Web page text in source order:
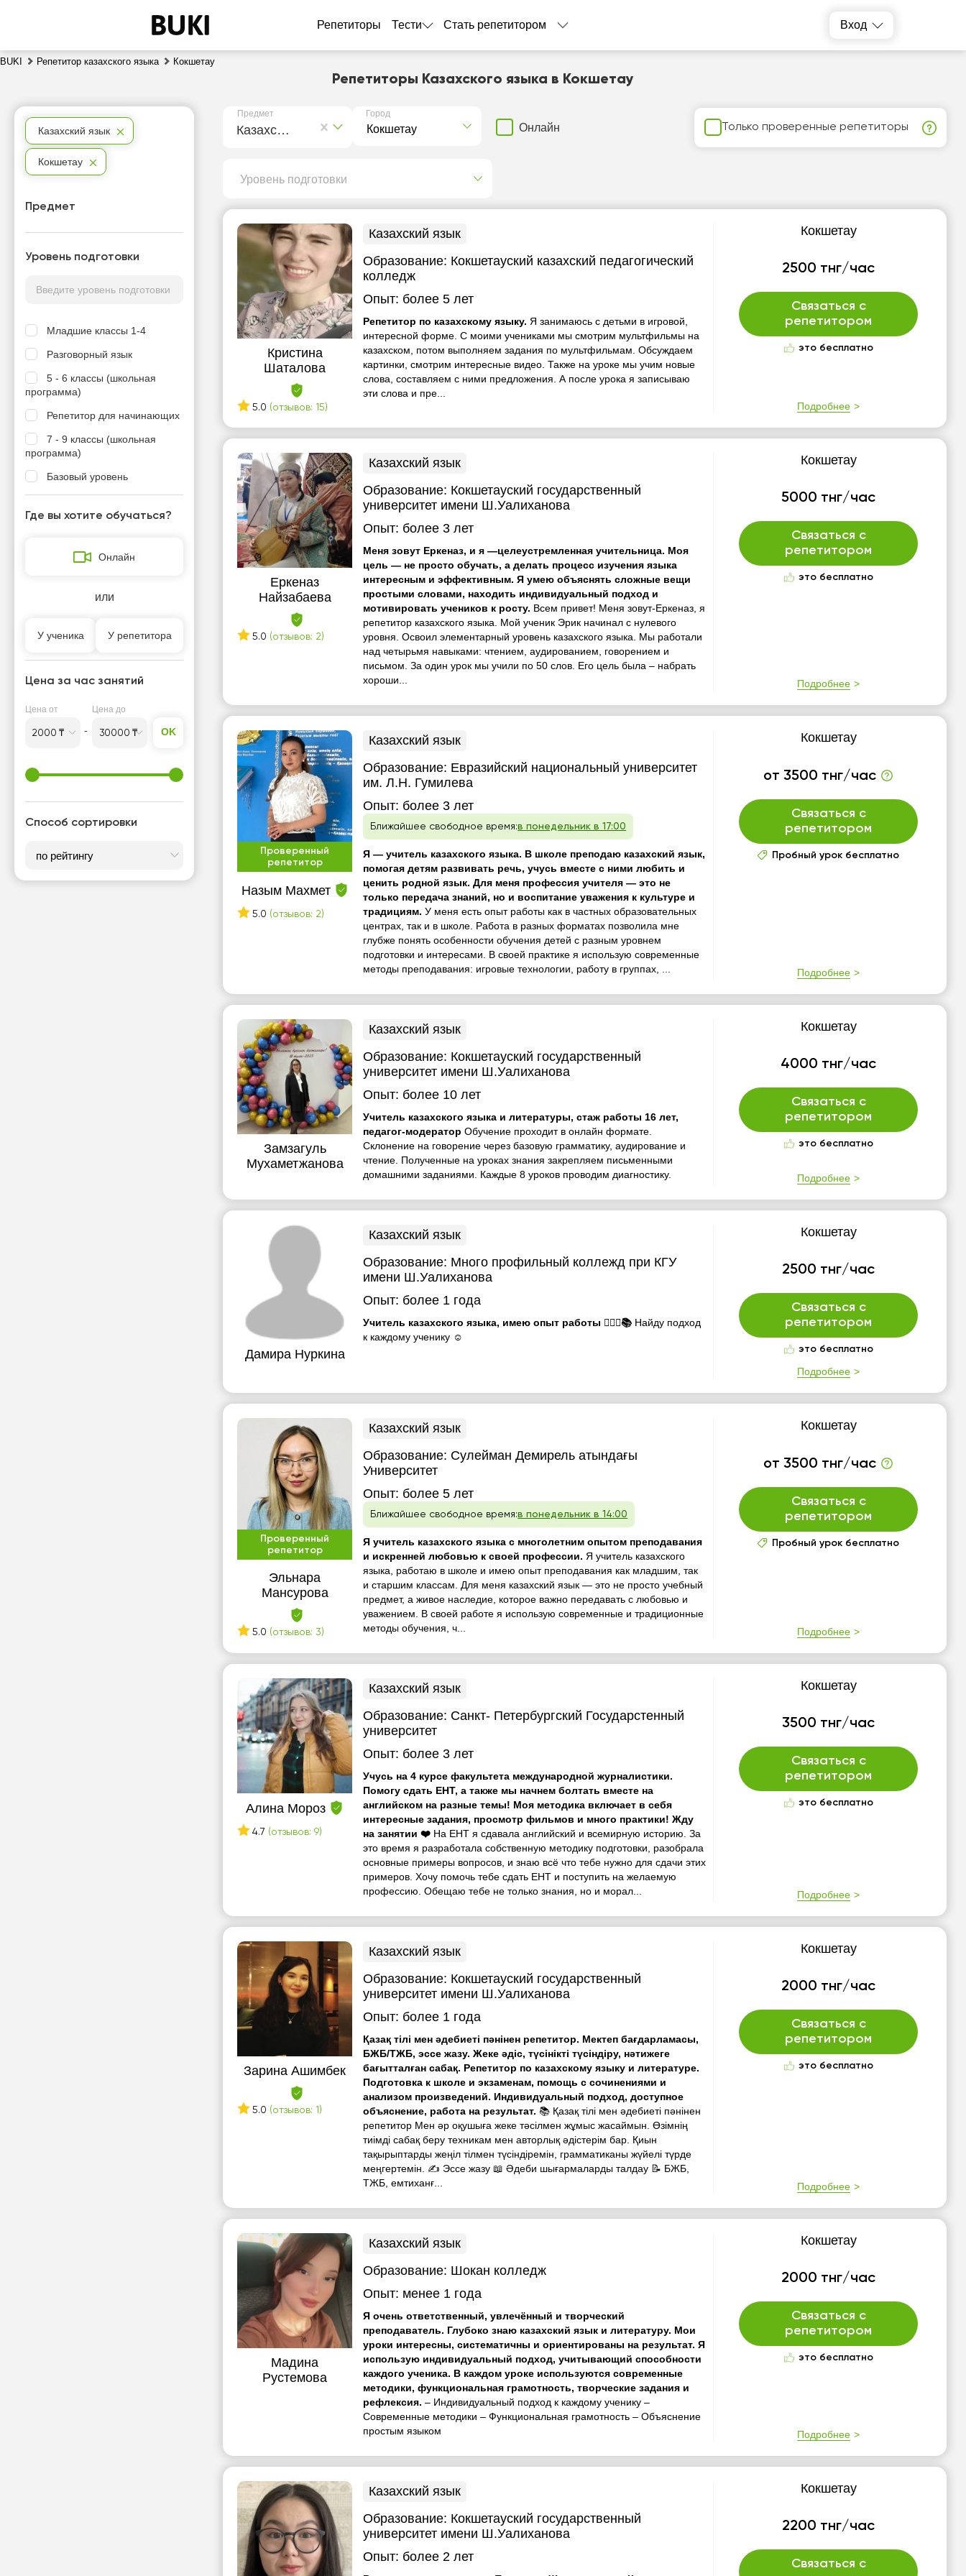
Репетиторы Тести Стать репетитором Вход
BUKI Репетитор казахского языка Кокшетау
Репетиторы Казахского языка в Кокшетау
Предмет
Казахский язык
Город
Онлайн Только проверенные репетиторы
Уровень подготовки
Кристина
Шаталова
5.0 (отзывов: 15)
Казахский язык
Образование: Кокшетауский казахский педагогический
колледж
Опыт: более 5 лет
Репетитор по казахскому языку. Я занимаюсь с детьми в игровой,
интересной форме. С моими учениками мы смотрим мультфильмы на
казахском, потом выполняем задания по мультфильмам. Обсуждаем
картинки, смотрим интересные видео. Также на уроке мы учим новые
слова, составляем с ними предложения. А после урока я записываю
эти слова и пре...
Кокшетау
2500 тнг/час
Связаться с
репетитором
это бесплатно
Подробнее
Еркеназ
Найзабаева
5.0 (отзывов: 2)
Казахский язык
Образование: Кокшетауский государственный
университет имени Ш.Уалиханова
Опыт: более 3 лет
Меня зовут Еркеназ, и я —целеустремленная учительница. Моя
цель — не просто обучать, а делать процесс изучения языка
интересным и эффективным. Я умею объяснять сложные вещи
простыми словами, находить индивидуальный подход и
мотивировать учеников к росту. Всем привет! Меня зовут-Еркеназ, я
репетитор казахского языка. Мой ученик Эрик начинал с нулевого
уровня. Освоил элементарный уровень казахского языка. Мы работали
над четырьмя навыками: чтением, аудированием, говорением и
письмом. За один урок мы учили по 50 слов. Его цель была – набрать
хороши...
Кокшетау
5000 тнг/час
Связаться с
репетитором
это бесплатно
Подробнее
Проверенный
репетитор
Назым Махмет
5.0 (отзывов: 2)
Казахский язык
Образование: Евразийский национальный университет
им. Л.Н. Гумилева
Опыт: более 3 лет
Ближайшее свободное время:в понедельник в 17:00
Я — учитель казахского языка. В школе преподаю казахский язык,
помогая детям развивать речь, учусь вместе с ними любить и
ценить родной язык. Для меня профессия учителя — это не
только передача знаний, но и воспитание уважения к культуре и
традициям.У меня есть опыт работы как в частных образовательных
центрах, так и в школе. Работа в разных форматах позволила мне
глубже понять особенности обучения детей с разным уровнем
подготовки и интересами. В своей практике я использую современные
методы преподавания: игровые технологии, работу в группах, ...
Кокшетау
от 3500 тнг/час
Связаться с
репетитором
Пробный урок бесплатно
Подробнее
Замзагуль
Мухаметжанова
Казахский язык
Образование: Кокшетауский государственный
университет имени Ш.Уалиханова
Опыт: более 10 лет
Учитель казахского языка и литературы, стаж работы 16 лет,
педагог-модераторОбучение проходит в онлайн формате.
Склонение на говорение через базовую грамматику, аудирование и
чтение. Полученные на уроках знания закрепляем письменными
домашними заданиями. Каждые 8 уроков проводим диагностику.
Кокшетау
4000 тнг/час
Связаться с
репетитором
это бесплатно
Подробнее
Дамира Нуркина
Казахский язык
Образование: Много профильный коллежд при КГУ
имени Ш.Уалиханова
Опыт: более 1 года
Учитель казахского языка, имею опыт работы 🙆🏻‍♀️📚 Найду подход
к каждому ученику ☺️
Кокшетау
2500 тнг/час
Связаться с
репетитором
это бесплатно
Подробнее
Проверенный
репетитор
Эльнара
Мансурова
5.0 (отзывов: 3)
Казахский язык
Образование: Сулейман Демирель атындағы
Университет
Опыт: более 5 лет
Ближайшее свободное время:в понедельник в 14:00
Я учитель казахского языка с многолетним опытом преподавания
и искренней любовью к своей профессии. Я учитель казахского
языка, работаю в школе и имею опыт преподавания как младшим, так
и старшим классам. Для меня казахский язык — это не просто учебный
предмет, а живое наследие, которое важно передавать с любовью и
уважением. В своей работе я использую современные и традиционные
методы обучения, ч...
Кокшетау
от 3500 тнг/час
Связаться с
репетитором
Пробный урок бесплатно
Подробнее
Алина Мороз
4.7 (отзывов: 9)
Казахский язык
Образование: Санкт- Петербургский Государстенный
университет
Опыт: более 3 лет
Учусь на 4 курсе факультета международной журналистики.
Помогу сдать ЕНТ, а также мы начнем болтать вместе на
английском на разные темы! Моя методика включает в себя
интересные задания, просмотр фильмов и много практики! Жду
на занятии ❤️ На ЕНТ я сдавала английский и всемирную историю. За
это время я разработала собственную методику подготовки, разобрала
основные примеры вопросов, и знаю всё что тебе нужно для сдачи этих
примеров. Хочу помочь тебе сдать ЕНТ и поступить на желаемую
профессию. Обещаю тебе не только знания, но и морал...
Кокшетау
3500 тнг/час
Связаться с
репетитором
это бесплатно
Подробнее
Зарина Ашимбек
5.0 (отзывов: 1)
Казахский язык
Образование: Кокшетауский государственный
университет имени Ш.Уалиханова
Опыт: более 1 года
Қазақ тілі мен әдебиеті пәнінен репетитор. Мектеп бағдарламасы,
БЖБ/ТЖБ, эссе жазу. Жеке әдіс, түсінікті түсіндіру, нәтижеге
бағытталған сабақ. Репетитор по казахскому языку и литературе.
Подготовка к школе и экзаменам, помощь с сочинениями и
анализом произведений. Индивидуальный подход, доступное
объяснение, работа на результат. 📚 Қазақ тілі мен әдебиеті пәнінен
репетитор Мен әр оқушыға жеке тәсілмен жұмыс жасаймын. Өзімнің
тиімді сабақ беру техникам мен авторлық әдістерім бар. Қиын
тақырыптарды жеңіл тілмен түсіндіремін, грамматиканы жүйелі түрде
меңгертемін. ✍️ Эссе жазу 📖 Әдеби шығармаларды талдау 📝 БЖБ,
ТЖБ, емтиханғ...
Кокшетау
2000 тнг/час
Связаться с
репетитором
это бесплатно
Подробнее
Мадина
Рустемова
Казахский язык
Образование: Шокан колледж
Опыт: менее 1 года
Я очень ответственный, увлечённый и творческий
преподаватель. Глубоко знаю казахский язык и литературу. Мои
уроки интересны, систематичны и ориентированы на результат. Я
использую индивидуальный подход, учитывающий способности
каждого ученика. В каждом уроке используются современные
методики, функциональная грамотность, творческие задания и
рефлексия.– Индивидуальный подход к каждому ученику –
Современные методики – Функциональная грамотность – Объяснение
простым языком
Кокшетау
2000 тнг/час
Связаться с
репетитором
это бесплатно
Подробнее
Казахский язык
Образование: Кокшетауский государственный
университет имени Ш.Уалиханова
Опыт: более 2 лет
Кокшетау
2200 тнг/час
Связаться с
Казахский язык
Кокшетау
Предмет
Уровень подготовки
Младшие классы 1-4
Разговорный язык
5 - 6 классы (школьная
программа)
Репетитор для начинающих
7 - 9 классы (школьная
программа)
Базовый уровень
Подготовка к ЕНТ
Где вы хотите обучаться?
Онлайн
или
У ученика У репетитора
Цена за час занятий
Цена от Цена до
OK
Способ сортировки